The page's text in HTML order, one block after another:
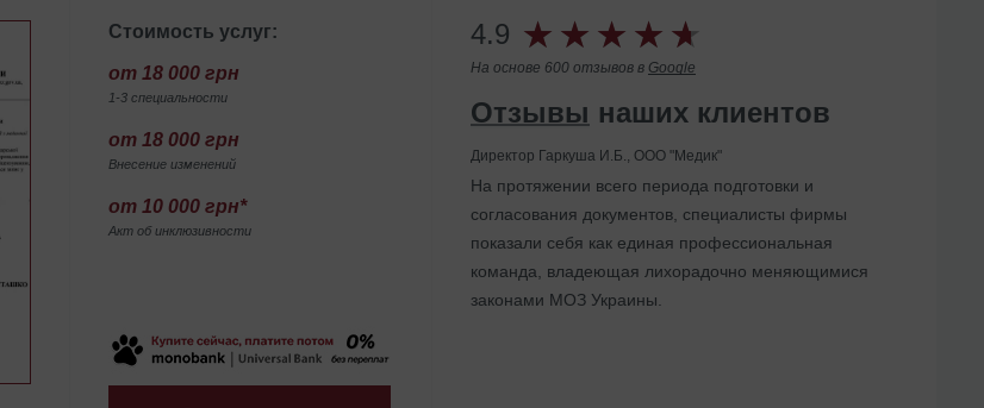
Стоимость услуг:
от 18 000 грн
1-3 специальности
от 18 000 грн
Внесение изменений
от 10 000 грн*
Акт об инклюзивности
4.9
На основе 600 отзывов в Google
Отзывы наших клиентов
Директор Гаркуша И.Б., ООО "Медик"
На протяжении всего периода подготовки и
согласования документов, специалисты фирмы
показали себя как единая профессиональная
команда, владеющая лихорадочно меняющимися
законами МОЗ Украины.
Мы получали консультации по поводу организации
работы центра, оформления трудовых отношений с
различным медицинским оборудованием
... Воспользовавшись услугами Юридической
компании «Правовая помощь» мы не только смогли
решить наши задачи, но и нашли для себя
компетентного и надежного партнера.